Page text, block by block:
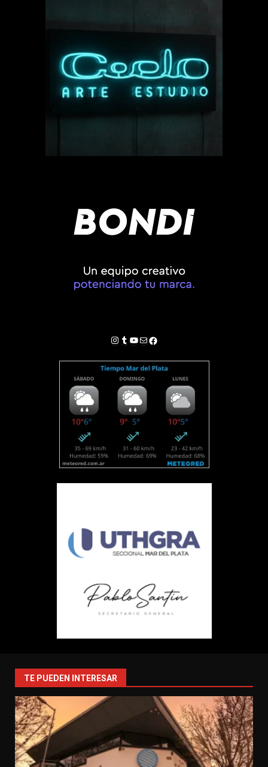
Instagram
Tumblr
YouTube
Correo electrónico
Facebook
TE PUEDEN INTERESAR